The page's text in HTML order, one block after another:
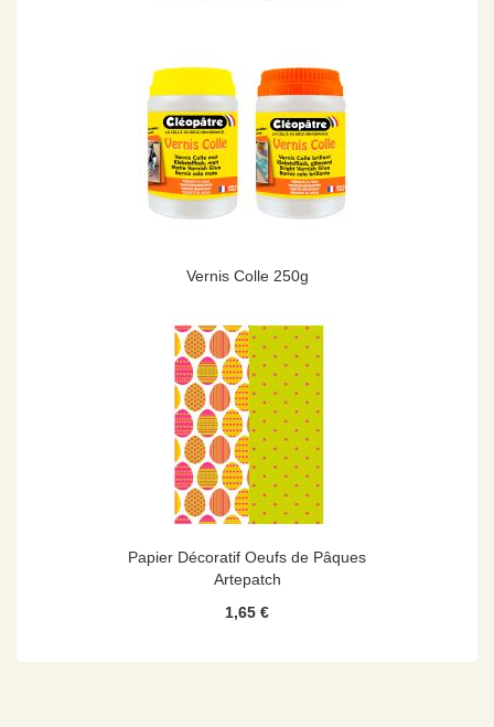
Vernis Colle 250g
Papier Décoratif Oeufs de Pâques
Artepatch
1,65 €